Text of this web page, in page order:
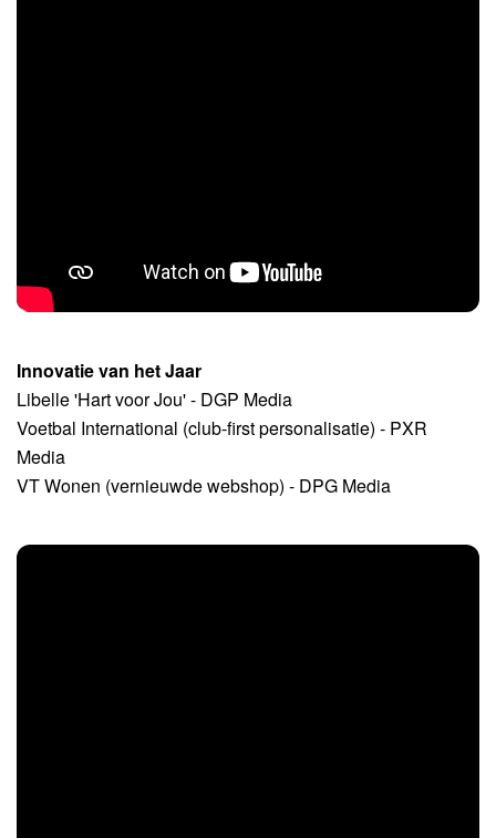
Innovatie van het Jaar
Libelle 'Hart voor Jou' - DGP Media
Voetbal International (club-first personalisatie) - PXR
Media
VT Wonen (vernieuwde webshop) - DPG Media